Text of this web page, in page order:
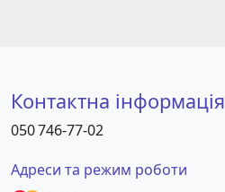
Контактна інформація
050 746-77-02
Адреси та режим роботи